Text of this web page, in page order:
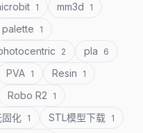
1 mm3d 1
palette 1
2 pla 6
PVA 1 Resin 1
Robo R2 1
固化 1 STL模型下载 1